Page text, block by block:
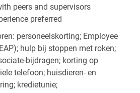
peers and supervisors
preferred
personeelskorting; Employee
hulp bij stoppen met roken;
bijdragen; korting op
telefoon; huisdieren- en
kredietunie;